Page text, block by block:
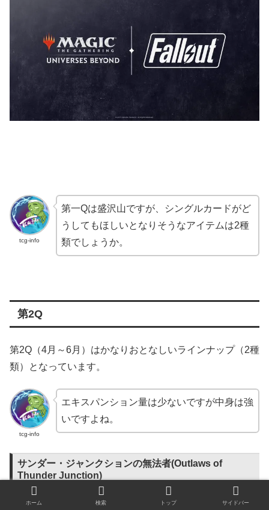
tcg-info
第一Qは盛沢山ですが、シングルカードがど
うしてもほしいとなりそうなアイテムは2種
類でしょうか。
第2Q
第2Q（4月～6月）はかなりおとなしいラインナップ（2種
類）となっています。
tcg-info
エキスパンション量は少ないですが中身は強
いですよね。
サンダー・ジャンクションの無法者(Outlaws of
Thunder Junction)
既に紹介されている パッケージアートから ではない
ホーム 検索 トップ サイドバー